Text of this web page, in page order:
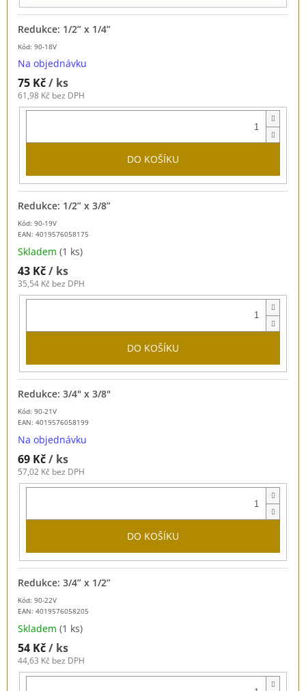
Kód: 90-18V
Redukce: 1/2” x 1/4”
Na objednávku
75 Kč/ ks
61,98 Kč bez DPH
DO KOŠÍKU
Kód: 90-19V
EAN: 4019576058175
Redukce: 1/2” x 3/8”
Skladem (1 ks)
43 Kč/ ks
35,54 Kč bez DPH
DO KOŠÍKU
Kód: 90-21V
EAN: 4019576058199
Redukce: 3/4" x 3/8"
Na objednávku
69 Kč/ ks
57,02 Kč bez DPH
DO KOŠÍKU
Kód: 90-22V
EAN: 4019576058205
Redukce: 3/4” x 1/2”
Skladem (1 ks)
54 Kč/ ks
44,63 Kč bez DPH